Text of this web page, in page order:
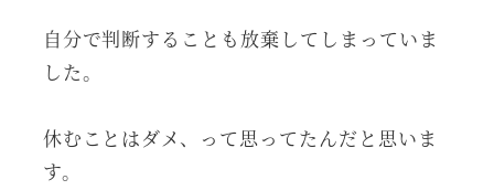
自分で判断することも放棄してしまっていま
した。
休むことはダメ、って思ってたんだと思いま
す。